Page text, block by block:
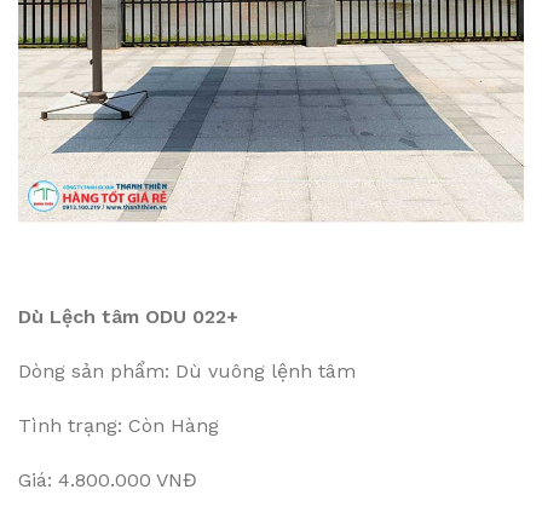
Dù Lệch tâm ODU 022+
Dòng sản phẩm: Dù vuông lệnh tâm
Tình trạng: Còn Hàng
Giá: 4.800.000 VNĐ